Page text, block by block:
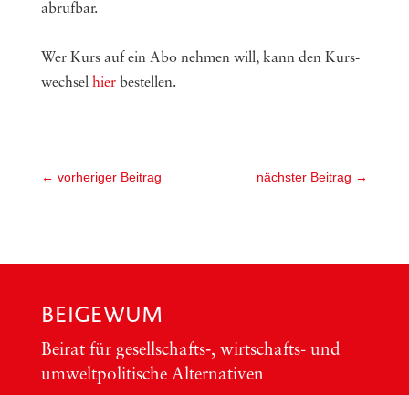
abrufbar.
Wer Kurs auf ein Abo nehmen will, kann den Kurs­
wech­sel hierbestellen.
← vorheriger Beitrag nächster Beitrag →
BEIGEWUM
Bei­rat für gesellschafts‑, wirt­schafts- und
umwelt­po­li­ti­sche Alter­na­ti­ven